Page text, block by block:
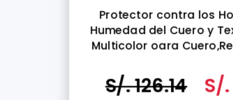
Protector contra los
Humedad del Cuero y
Multicolor oara
Cuero
S/. 126.14 S/.